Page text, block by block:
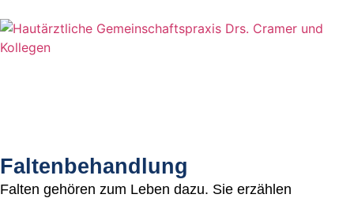
Faltenbehand­lung
Falten gehören zum Leben dazu. Sie erzählen